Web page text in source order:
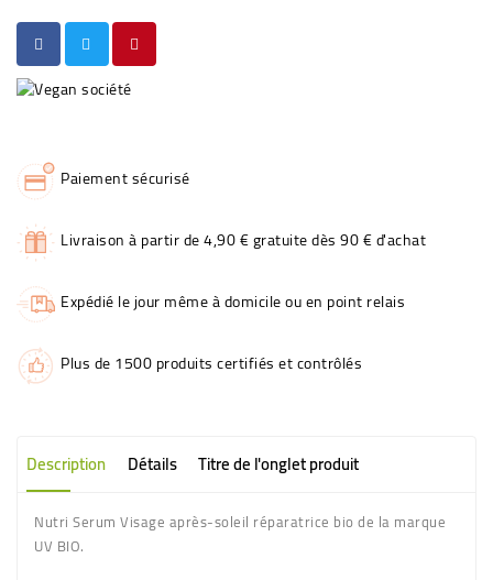
Paiement sécurisé
Livraison à partir de 4,90 € gratuite dès 90 € d'achat
Expédié le jour même à domicile ou en point relais
Plus de 1500 produits certifiés et contrôlés
Description Détails Titre de l'onglet produit
Nutri Serum Visage après-soleil réparatrice bio de la marque
UV BIO.